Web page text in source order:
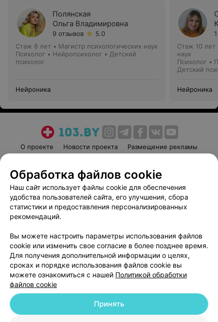
Полянская
Ольга Владимировна
9 отзывов
5.0
Стаж 8 лет • Магистр психологических наук
Психолог • Нейропсихолог • Детский
психолог
Нейроника
Стаж 10 лет
наук
Психолог •
Детский
Нейроника
О проекте Новости проекта
Размещение рекламы
Пользовательское соглашение
Способы оплаты
Вакансии
Партнеры
Написать руководителю 103.by
Обработка персональных данных
© 2026 ООО «Артокс Лаб», УНП 191700409
| 220012, Республика Беларусь,
Обработка файлов cookie
Наш сайт использует файлы cookie для обеспечения
удобства пользователей сайта, его улучшения, сбора
статистики и предоставления персонализированных
рекомендаций.
Вы можете настроить параметры использования файлов
cookie или изменить свое согласие в более позднее время.
Для получения дополнительной информации о целях,
сроках и порядке использования файлов cookie вы
можете ознакомиться с нашей Политикой обработки
файлов cookie
Принять